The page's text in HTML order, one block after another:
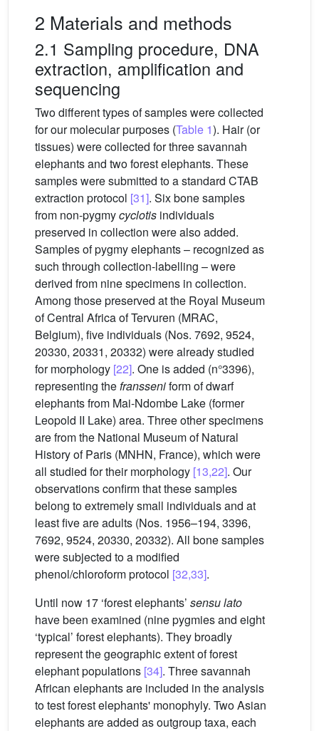
2 Materials and methods
2.1 Sampling procedure, DNA
extraction, amplification and
sequencing
Two different types of samples were collected
for our molecular purposes (Table 1). Hair (or
tissues) were collected for three savannah
elephants and two forest elephants. These
samples were submitted to a standard CTAB
extraction protocol [31]. Six bone samples
from non-pygmycyclotis individuals
preserved in collection were also added.
Samples of pygmy elephants – recognized as
such through collection-labelling – were
derived from nine specimens in collection.
Among those preserved at the Royal Museum
of Central Africa of Tervuren (MRAC,
Belgium), five individuals (Nos. 7692, 9524,
20330, 20331, 20332) were already studied
for morphology [22]. One is added (n°3396),
representing the fransseniform of dwarf
elephants from Mai-Ndombe Lake (former
Leopold II Lake) area. Three other specimens
are from the National Museum of Natural
History of Paris (MNHN, France), which were
all studied for their morphology [13,22]. Our
observations confirm that these samples
belong to extremely small individuals and at
least five are adults (Nos. 1956–194, 3396,
7692, 9524, 20330, 20332). All bone samples
were subjected to a modified
phenol/chloroform protocol [32,33].
Until now 17 ‘forest elephants’ sensu lato
have been examined (nine pygmies and eight
‘typical’ forest elephants). They broadly
represent the geographic extent of forest
elephant populations [34]. Three savannah
African elephants are included in the analysis
to test forest elephants' monophyly. Two Asian
elephants are added as outgroup taxa, each